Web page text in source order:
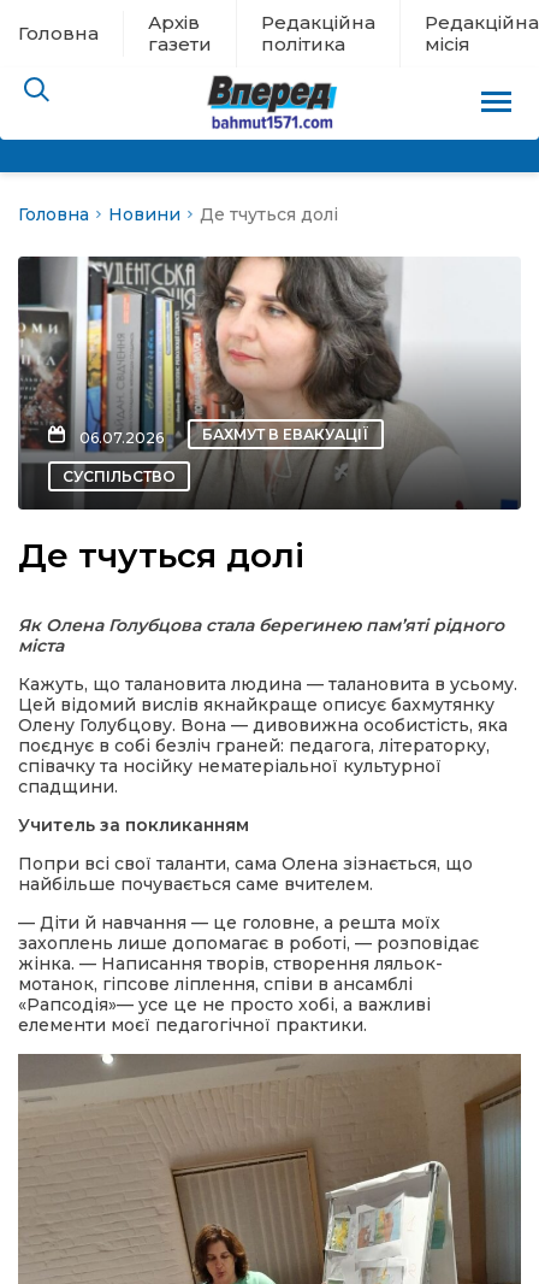
Головна
Архів
газети
Редакційна
політика
Редакційна
місія
евакуації
новини
політика
місія
Головна Новини Де тчуться долі
06.07.2026 БАХМУТ В ЕВАКУАЦІЇ
СУСПІЛЬСТВО
Де тчуться долі
Як Олена Голубцова стала берегинею пам’яті рідного
міста
Кажуть, що талановита людина — талановита в усьому.
Цей відомий вислів якнайкраще описує бахмутянку
Олену Голубцову. Вона — дивовижна особистість, яка
поєднує в собі безліч граней: педагога, літераторку,
співачку та носійку нематеріальної культурної
спадщини.
Учитель за покликанням
Попри всі свої таланти, сама Олена зізнається, що
найбільше почувається саме вчителем.
— Діти й навчання — це головне, а решта моїх
захоплень лише допомагає в роботі, — розповідає
жінка. — Написання творів, створення ляльок-
мотанок, гіпсове ліплення, співи в ансамблі
«Рапсодія»— усе це не просто хобі, а важливі
елементи моєї педагогічної практики.